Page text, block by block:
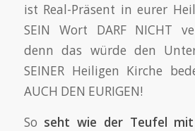
ist Real-Präsent in eurer
SEIN Wort DARF NICHT
denn das würde den
SEINER Heiligen Kirche
AUCH DEN EURIGEN!
So seht wie der Teufel